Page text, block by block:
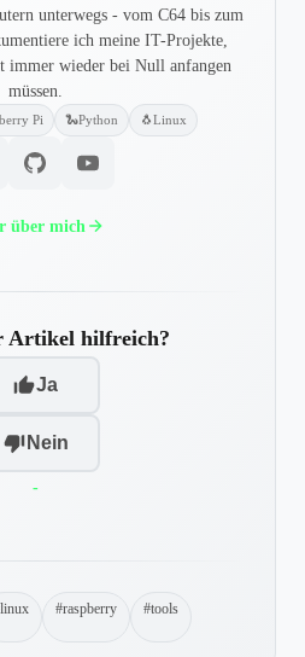
unterwegs - vom C64 bis zum
ich meine IT-Projekte,
immer wieder bei Null anfangen
müssen.
Pi 🐍Python 🐧Linux
über mich
Artikel hilfreich?
Ja
Nein
-
#raspberry #tools